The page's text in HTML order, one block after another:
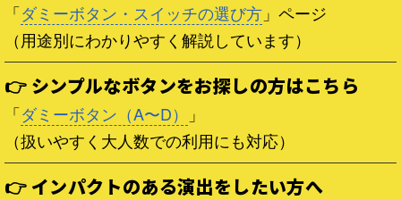
「ダミーボタン・スイッチの選び方 」ページ
（用途別にわかりやすく解説しています）
👉 シンプルなボタンをお探しの方はこちら
「ダミーボタン（A〜D）
」
（扱いやすく大人数での利用にも対応）
👉 インパクトのある演出をしたい方へ